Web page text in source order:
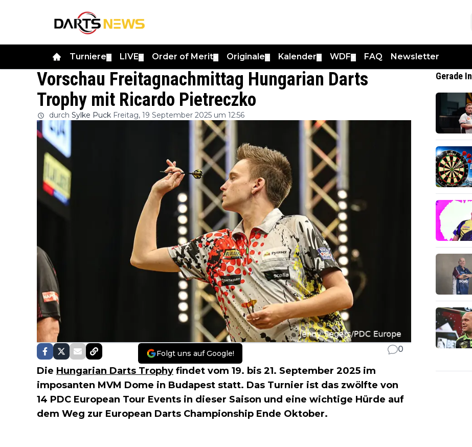
Turniere LIVE Order of Merit Originale Kalender WDF FAQ Newsletter
Vorschau Freitagnachmittag Hungarian Darts
Trophy mit Ricardo Pietreczko
durch Sylke Puck Freitag, 19 September 2025 um 12:56
Folgt uns auf Google! 0
Die Hungarian Darts Trophy findet vom 19. bis 21. September 2025 im
imposanten MVM Dome in Budapest statt. Das Turnier ist das zwölfte von
14 PDC European Tour Events in dieser Saison und eine wichtige Hürde auf
dem Weg zur European Darts Championship Ende Oktober.
Gerade In